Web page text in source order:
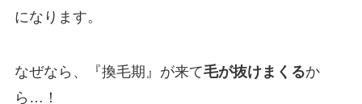
になります。
なぜなら、『換毛期』が来て毛が抜けまくるか
ら…！